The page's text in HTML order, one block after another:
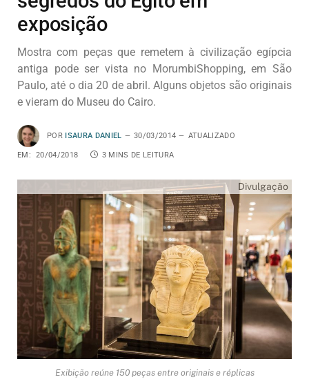
exposição
Mostra com peças que remetem à civilização egípcia
antiga pode ser vista no MorumbiShopping, em São
Paulo, até o dia 20 de abril. Alguns objetos são originais
e vieram do Museu do Cairo.
POR ISAURA DANIEL 30/03/2014 ATUALIZADO
EM: 20/04/2018 3 MINS DE LEITURA
Divulgação
Exibição reúne 150 peças entre originais e réplicas